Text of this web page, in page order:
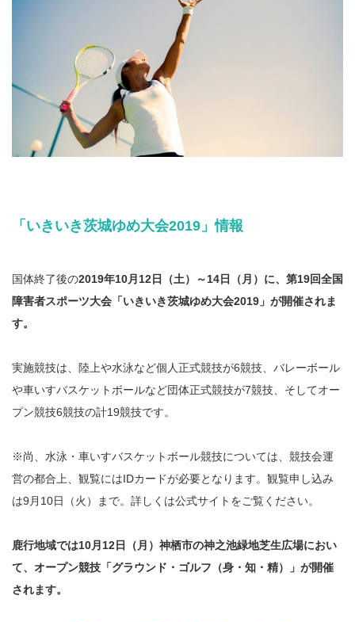
「いきいき茨城ゆめ大会2019」情報
国体終了後の2019年10月12日（土）～14日（月）に、第19回全国
障害者スポーツ大会「いきいき茨城ゆめ大会2019」が開催されま
す。
実施競技は、陸上や水泳など個人正式競技が6競技、バレーボール
や車いすバスケットボールなど団体正式競技が7競技、そしてオー
プン競技6競技の計19競技です。
※尚、水泳・車いすバスケットボール競技については、競技会運
営の都合上、観覧にはIDカードが必要となります。観覧申し込み
は9月10日（火）まで。詳しくは公式サイトをご覧ください。
鹿行地域では10月12日（月）神栖市の神之池緑地芝生広場におい
て、オープン競技「グラウンド・ゴルフ（身・知・精）」が開催
されます。